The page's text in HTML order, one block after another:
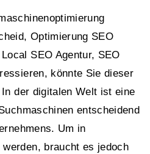
Optimierung SEO
SEO Agentur, SEO
könnte Sie dieser
der digitalen Welt ist eine
entscheidend
Um in
werden, braucht es jedoch